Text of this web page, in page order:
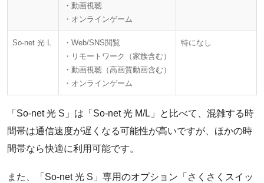
・動画視聴
・オンラインゲーム
So-net 光 L
・Web/SNS閲覧
・リモートワーク（家族含む）
・動画視聴（高画質動画含む）
・オンラインゲーム
特になし
「So-net 光 S」は「So-net 光 M/L」と比べて、混雑する時
間帯は通信速度が遅くなる可能性が高いですが、ほかの時
間帯なら快適に利用可能です。
また、「So-net 光 S」専用のオプション「さくさくスイッ